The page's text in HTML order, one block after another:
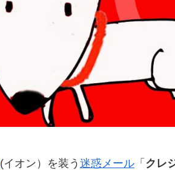
(イオン）を装う 迷惑メール 「 クレ